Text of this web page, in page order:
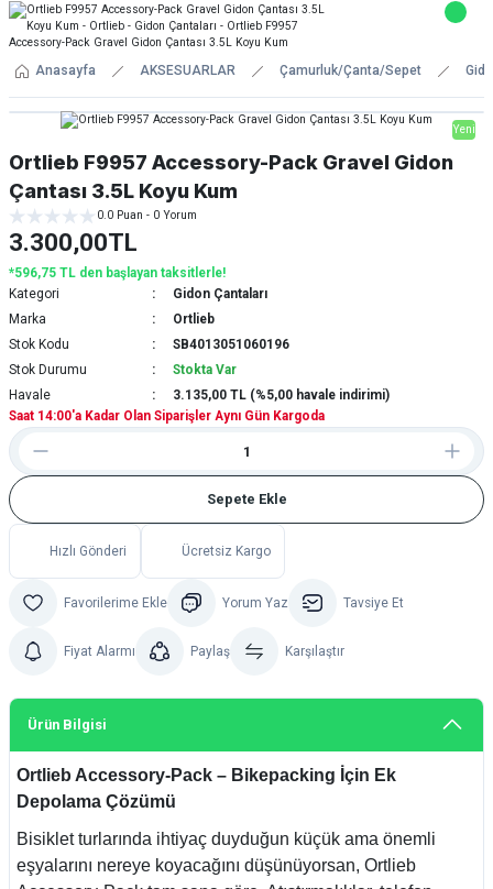
Anasayfa AKSESUARLAR Çamurluk/Çanta/Sepet
Yeni
Ortlieb F9957 Accessory-Pack Gravel Gidon
Çantası 3.5L Koyu Kum
0.0 Puan - 0 Yorum
3.300,00TL
*596,75 TL den başlayan taksitlerle!
Kategori
Gidon Çantaları
Marka
Ortlieb
Stok Kodu
SB4013051060196
Stok Durumu
Stokta Var
Havale
3.135,00 TL (%5,00 havale indirimi)
Saat 14:00'a Kadar Olan Siparişler Aynı Gün Kargoda
Sepete Ekle
Hızlı Gönderi Ücretsiz Kargo
Yorum Yaz Tavsiye Et
Fiyat Alarmı Paylaş Karşılaştır
Ürün Bilgisi
Ortlieb Accessory-Pack – Bikepacking İçin Ek
Depolama Çözümü
Bisiklet turlarında ihtiyaç duyduğun küçük ama önemli
eşyalarını nereye koyacağını düşünüyorsan, Ortlieb